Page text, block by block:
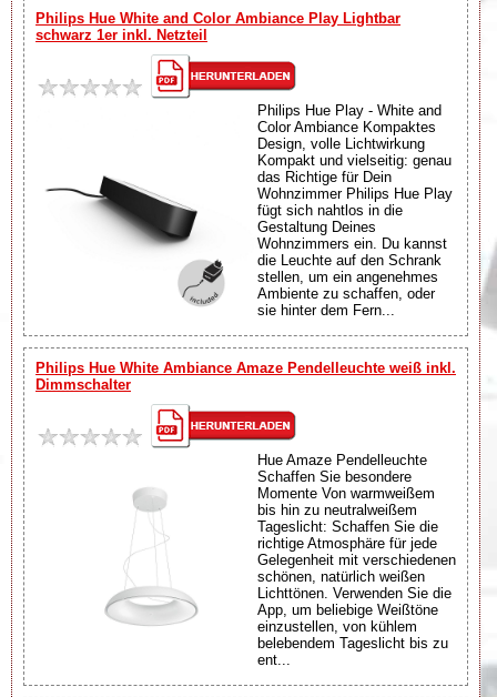
Philips Hue White and Color Ambiance Play Lightbar
schwarz 1er inkl. Netzteil
Philips Hue Play - White and
Color Ambiance Kompaktes
Design, volle Lichtwirkung
Kompakt und vielseitig: genau
das Richtige für Dein
Wohnzimmer Philips Hue Play
fügt sich nahtlos in die
Gestaltung Deines
Wohnzimmers ein. Du kannst
die Leuchte auf den Schrank
stellen, um ein angenehmes
Ambiente zu schaffen, oder
sie hinter dem Fern...
Philips Hue White Ambiance Amaze Pendelleuchte weiß inkl.
Dimmschalter
Hue Amaze Pendelleuchte
Schaffen Sie besondere
Momente Von warmweißem
bis hin zu neutralweißem
Tageslicht: Schaffen Sie die
richtige Atmosphäre für jede
Gelegenheit mit verschiedenen
schönen, natürlich weißen
Lichttönen. Verwenden Sie die
App, um beliebige Weißtöne
einzustellen, von kühlem
belebendem Tageslicht bis zu
ent...